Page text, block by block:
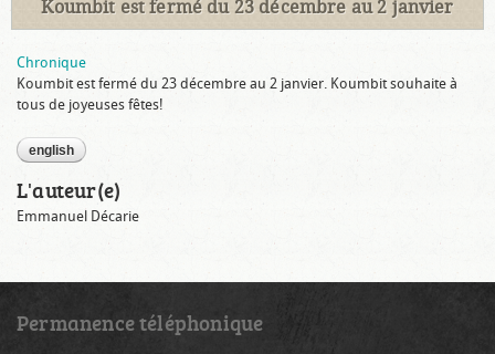
Koumbit est fermé du 23 décembre au 2 janvier
Chronique
Koumbit est fermé du 23 décembre au 2 janvier. Koumbit souhaite à
tous de joyeuses fêtes!
english
L'auteur(e)
Emmanuel Décarie
Permanence téléphonique